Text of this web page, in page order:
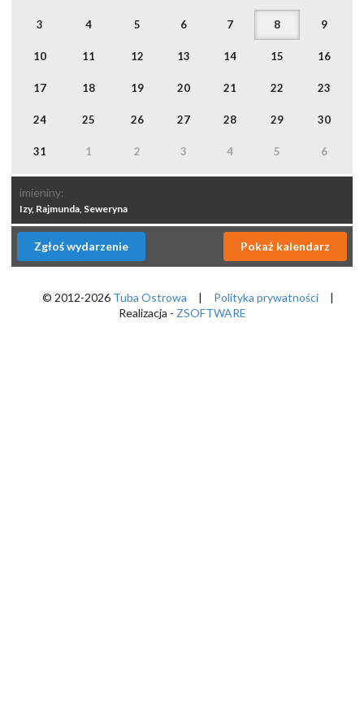
3 4 5 6 7 8 9
10 11 12 13 14 15 16
17 18 19 20 21 22 23
24 25 26 27 28 29 30
31 1 2 3 4 5 6
imieniny:
Izy, Rajmunda, Seweryna
Zgłoś wydarzenie Pokaż kalendarz
© 2012-2026 Tuba Ostrowa | Polityka prywatności
|
Realizacja - ZSOFTWARE